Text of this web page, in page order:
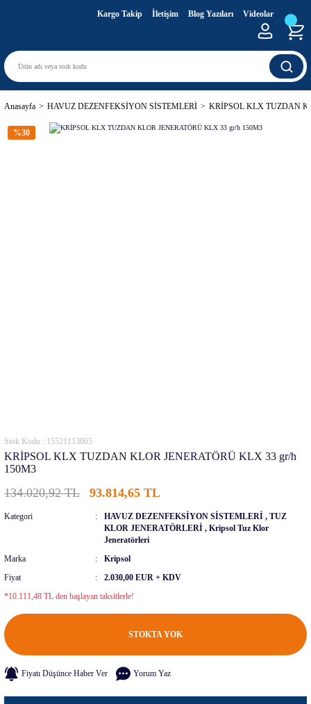
Kargo Takip İletişim Blog Yazıları Videolar
Anasayfa HAVUZ DEZENFEKSİYON SİSTEMLERİ KRİPSOL KLX TUZDAN
%30
Stok Kodu : 15521113065
KRİPSOL KLX TUZDAN KLOR JENERATÖRÜ KLX 33 gr/h
150M3
134.020,92 TL 93.814,65 TL
Kategori HAVUZ DEZENFEKSİYON SİSTEMLERİ , TUZ
KLOR JENERATÖRLERİ , Kripsol Tuz Klor
Jeneratörleri
Marka
Kripsol
Fiyat
2.030,00 EUR + KDV
*10.111,48 TL den başlayan taksitlerle!
STOKTA YOK
Fiyatı Düşünce Haber Ver Yorum Yaz